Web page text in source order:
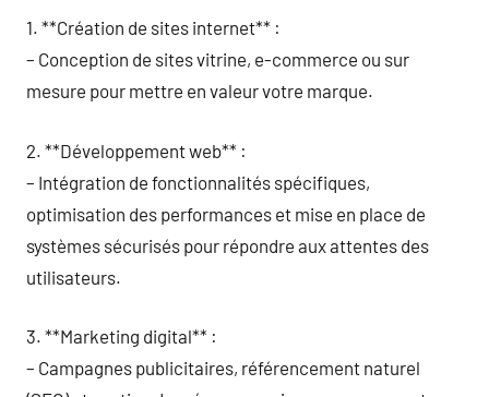
1. **Création de sites internet** :
– Conception de sites vitrine, e-commerce ou sur
mesure pour mettre en valeur votre marque.
2. **Développement web** :
– Intégration de fonctionnalités spécifiques,
optimisation des performances et mise en place de
systèmes sécurisés pour répondre aux attentes des
utilisateurs.
3. **Marketing digital** :
– Campagnes publicitaires, référencement naturel